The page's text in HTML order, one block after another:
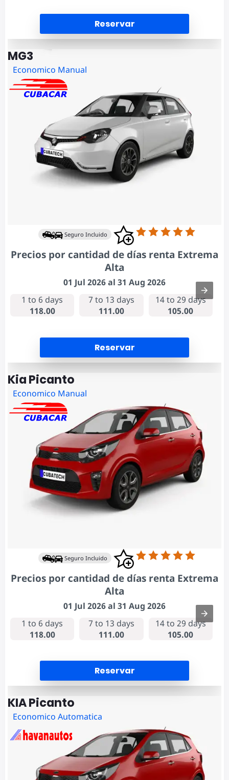
Reservar
MG3
Economico Manual
Seguro Incluido
Precios por cantidad de días renta Extrema
Alta
01 Jul 2026 al 31 Aug 2026
1 to 6 days
118.00
7 to 13 days
111.00
14 to 29 days
105.00
Reservar
Kia Picanto
Economico Manual
Seguro Incluido
Precios por cantidad de días renta Extrema
Alta
01 Jul 2026 al 31 Aug 2026
1 to 6 days
118.00
7 to 13 days
111.00
14 to 29 days
105.00
Reservar
KIA Picanto
Economico Automatica